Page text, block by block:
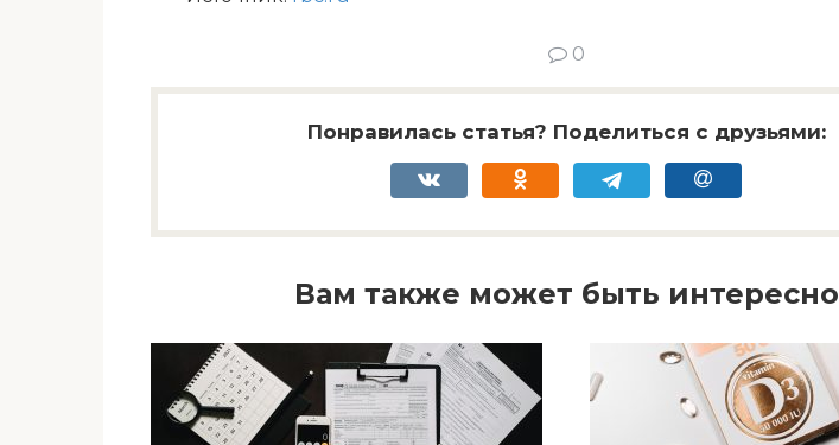
0
Понравилась статья? Поделиться с друзьями:
Вам также может быть интересно